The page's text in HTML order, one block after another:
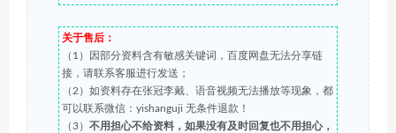
关于售后：
（1）因部分资料含有敏感关键词，百度网盘无法分享链
接，请联系客服进行发送；
（2）如资料存在张冠李戴、语音视频无法播放等现象，都
可以联系微信：yishanguji 无条件退款！
（3） 不用担心不给资料，如果没有及时回复也不用担心，